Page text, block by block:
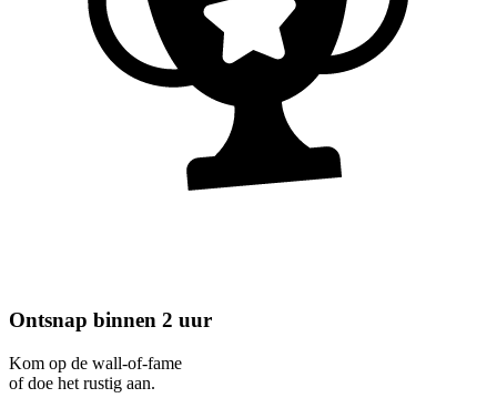
Ontsnap binnen 2 uur
Kom op de wall-of-fame
of doe het rustig aan.